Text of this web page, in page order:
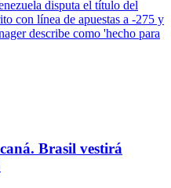
disputa el título del
con línea de apuestas a -275 y
describe como 'hecho para
Brasil vestirá